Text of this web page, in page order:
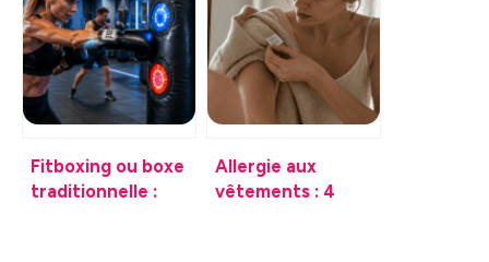
complexes en
pratique
toute sécurité :
dosages et
méthodes
d’application
Fitboxing ou boxe
traditionnelle :
Allergie aux
vêtements : 4